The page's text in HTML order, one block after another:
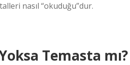
nasıl “okuduğu”dur.
Temasta mı?